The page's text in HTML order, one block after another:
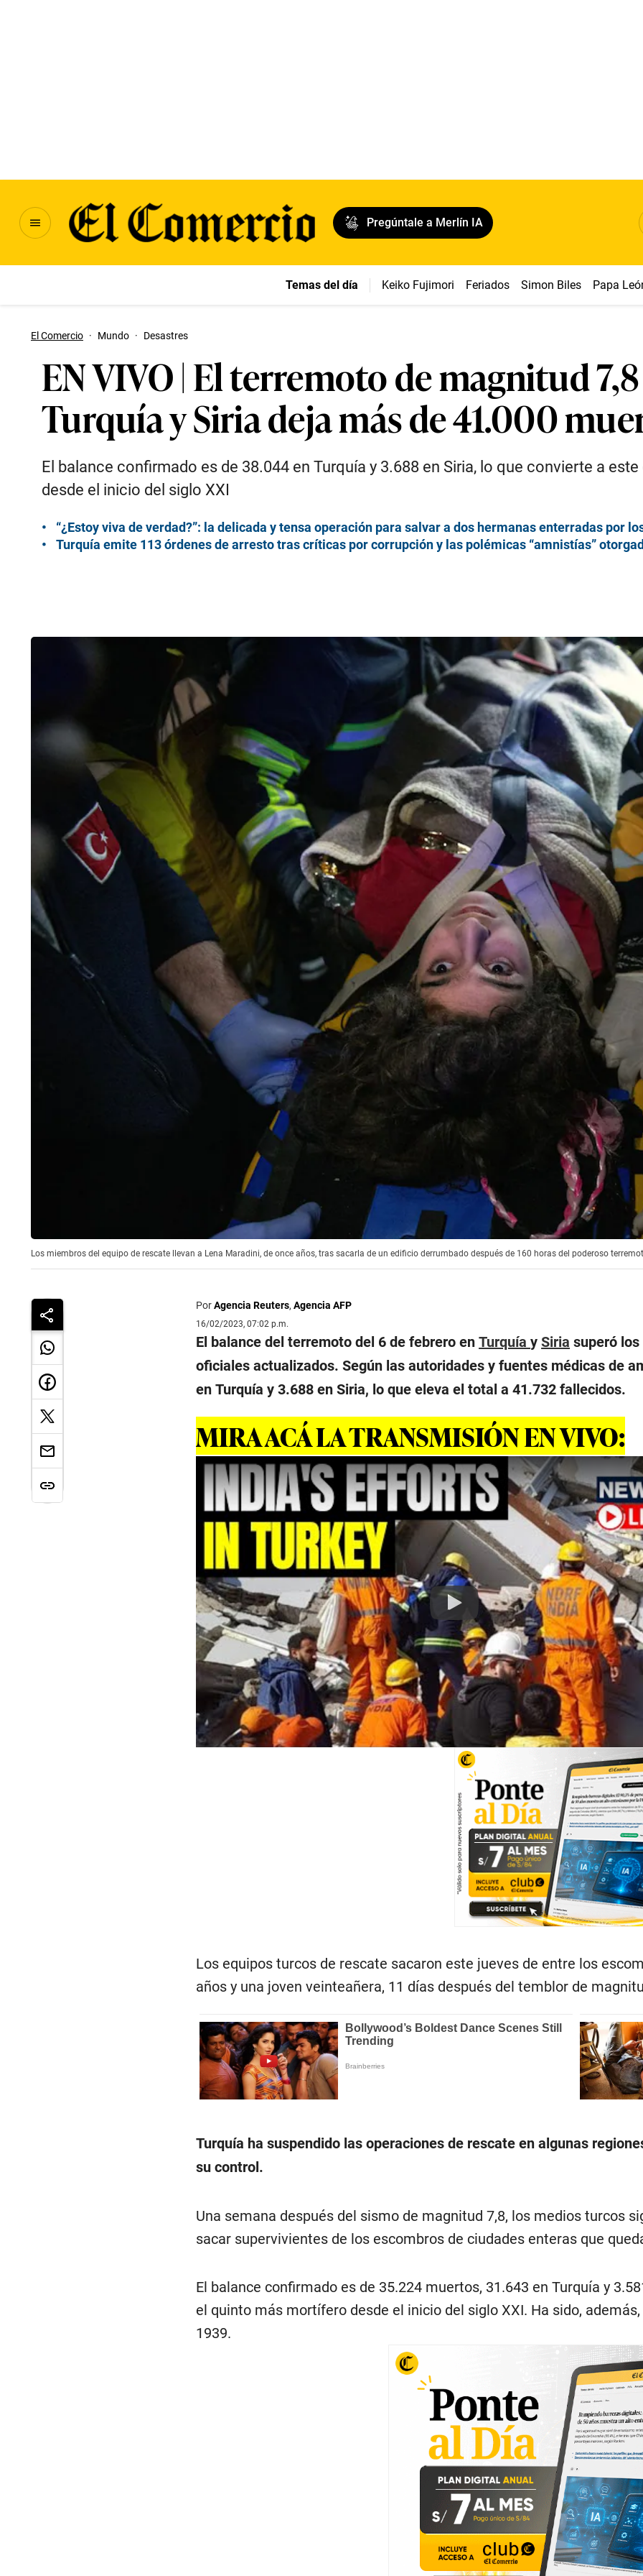
Pregúntale a Merlín IA
Temas del día Keiko Fujimori Feriados Simon Biles Papa
El Comercio · Mundo · Desastres
EN VIVO | El terremoto de magnitud
Turquía y Siria deja más de 41.000
El balance confirmado es de 38.044 en Turquía y 3.688 en Siria, lo que convierte a
desde el inicio del siglo XXI
“¿Estoy viva de verdad?”: la delicada y tensa operación para salvar a dos hermanas enterradas por
Turquía emite 113 órdenes de arresto tras críticas por corrupción y las polémicas “amnistías”
Los miembros del equipo de rescate llevan a Lena Maradini, de once años, tras sacarla de un edificio derrumbado después de 160 horas del poderoso
PorAgencia Reuters,Agencia AFP
16/02/2023, 07:02 p.m.
El balance del terremoto del 6 de febrero enTurquíaySiria superó
oficiales actualizados. Según las autoridades y fuentes médicas de
en Turquía y 3.688 en Siria, lo que eleva el total a 41.732 fallecidos.
MIRA ACÁ LA TRANSMISIÓN EN VIVO:
Play
Los equipos turcos de rescate sacaron este jueves de entre los
años y una joven veinteañera, 11 días después del temblor de
Turquía ha suspendido las operaciones de rescate en algunas
su control.
Una semana después del sismo de magnitud 7,8, los medios turcos
sacar supervivientes de los escombros de ciudades enteras que
El balance confirmado es de 35.224 muertos, 31.643 en Turquía y
el quinto más mortífero desde el inicio del siglo XXI. Ha sido,
1939.